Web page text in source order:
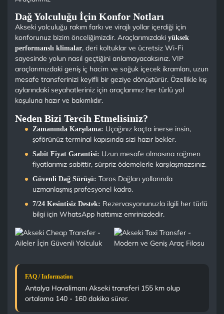
Dağ Yolculuğu İçin Konfor Notları
Akseki yolculuğu rakım farkı ve virajlı yollar içerdiği için
konforunuz bizim önceliğimizdir. Araçlarımızdakiyüksek
performanslı klimalar, deri koltuklar ve ücretsiz Wi-Fi
sayesinde yolun nasıl geçtiğini anlamayacaksınız. VIP
araçlarımızdaki geniş iç hacim ve soğuk içecek ikramları, uzun
mesafe transferinizi keyifli bir geziye dönüştürür. Özellikle kış
aylarındaki seyahatleriniz için araçlarımız her türlü yol
koşuluna hazır ve bakımlıdır.
Neden Bizi Tercih Etmelisiniz?
Zamanında Karşılama: Uçağınız kaçta inerse insin,
şoförünüz terminal kapısında sizi hazır bekler.
Sabit Fiyat Garantisi: Uzun mesafe olmasına rağmen
fiyatlarımız sabittir, sürpriz ödemelerle karşılaşmazsınız.
Güvenli Dağ Sürüşü: Toros Dağları yollarında
uzmanlaşmış profesyonel kadro.
7/24 Kesintisiz Destek: Rezervasyonunuzla ilgili her türlü
bilgi için WhatsApp hattımız emrinizdedir.
FAQ / Information
Antalya Havalimanı Akseki transferi 155 km olup
ortalama 140 - 160 dakika sürer.